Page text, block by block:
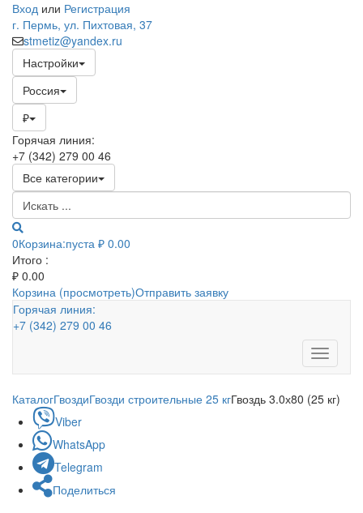
Вход или Регистрация
г. Пермь, ул. Пихтовая, 37
stmetiz@yandex.ru
Настройки
Россия
₽
Горячая линия:
+7 (342) 279 00 46
Все категории
0Корзина:пуста ₽ 0.00
Итого :
₽ 0.00
Корзина (просмотреть)Отправить заявку
Горячая линия:
+7 (342) 279 00 46
Toggle
КаталогГвоздиГвозди строительные 25 кгГвоздь 3.0х80 (25 кг)
Viber
WhatsApp
Telegram
Поделиться